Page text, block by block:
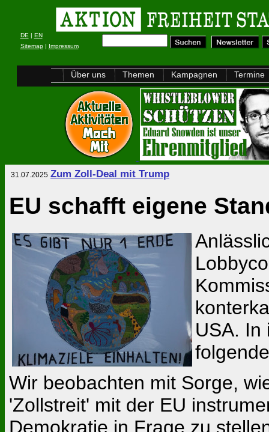
DE | EN
Sitemap| Impressum
Über uns Themen Kampagnen Termine
31.07.2025 Zum Zoll-Deal mit Trump
EU schafft eigene
USA. In
Wir beobachten mit Sorge,
'Zollstreit' mit der EU
Demokratie in Frage zu